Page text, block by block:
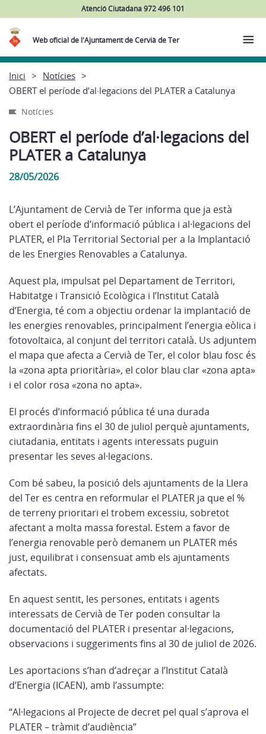
Atenció Ciutadana 972 496 101
Web oficial de l'Ajuntament de Cervià de Ter
Inici
Notícies
OBERT el període d’al·legacions del PLATER a Catalunya
Notícies
OBERT el període d’al·legacions del
PLATER a Catalunya
28/05/2026
L’Ajuntament de Cervià de Ter informa que ja està
obert el període d’informació pública i al·legacions del
PLATER, el Pla Territorial Sectorial per a la Implantació
de les Energies Renovables a Catalunya.
Aquest pla, impulsat pel Departament de Territori,
Habitatge i Transició Ecològica i l’Institut Català
d’Energia, té com a objectiu ordenar la implantació de
les energies renovables, principalment l’energia eòlica i
fotovoltaica, al conjunt del territori català. Us adjuntem
el mapa que afecta a Cervià de Ter, el color blau fosc és
la «zona apta prioritària», el color blau clar «zona apta»
i el color rosa «zona no apta».
El procés d’informació pública té una durada
extraordinària fins el 30 de juliol perquè ajuntaments,
ciutadania, entitats i agents interessats puguin
presentar les seves al·legacions.
Com bé sabeu, la posició dels ajuntaments de la Llera
del Ter es centra en reformular el PLATER ja que el %
de terreny prioritari el trobem excessiu, sobretot
afectant a molta massa forestal. Estem a favor de
l’energia renovable però demanem un PLATER més
just, equilibrat i consensuat amb els ajuntaments
afectats.
En aquest sentit, les persones, entitats i agents
interessats de Cervià de Ter poden consultar la
documentació del PLATER i presentar al·legacions,
observacions i suggeriments fins al 30 de juliol de 2026.
Les aportacions s’han d’adreçar a l’Institut Català
d’Energia (ICAEN), amb l’assumpte:
“Al·legacions al Projecte de decret pel qual s’aprova el
PLATER – tràmit d’audiència”